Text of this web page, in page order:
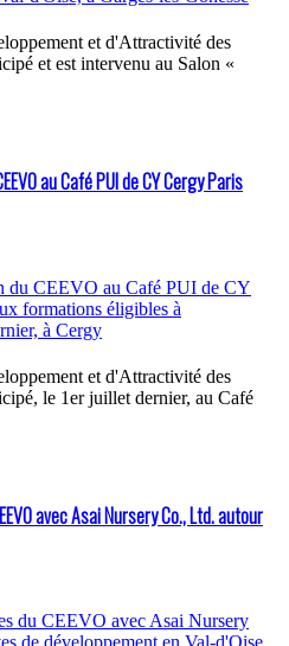
et d'Attractivité des
et est intervenu au Salon «
au Café PUI de CY Cergy Paris
et d'Attractivité des
le 1er juillet dernier, au Café
avec Asai Nursery Co., Ltd. autour